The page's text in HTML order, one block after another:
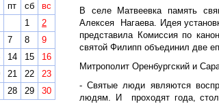
В селе Матвеевка память
Алексея Нагаева. Идея
представила Комиссия по
святой Филипп объединил две
Митрополит Оренбургский и
- Святые люди являются
людям. И проходят года,
пт сб
вс
1
2
7 8
9
14 15
16
21 22
23
28 29
30